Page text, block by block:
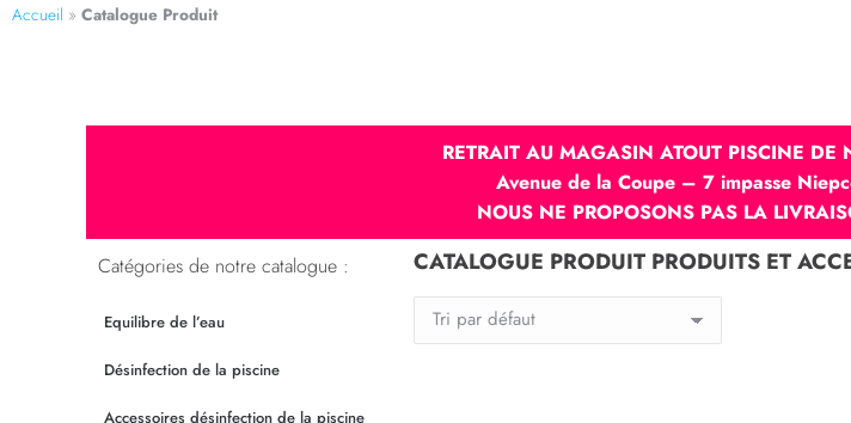
Accueil » Catalogue Produit
RETRAIT AU MAGASIN ATOUT PISCINE
Avenue de la Coupe – 7 impasse
NOUS NE PROPOSONS PAS LA
Catégories de notre catalogue :
Equilibre de l’eau
Désinfection de la piscine
Accessoires désinfection de la piscine
CATALOGUE PRODUIT PRODUITS ET